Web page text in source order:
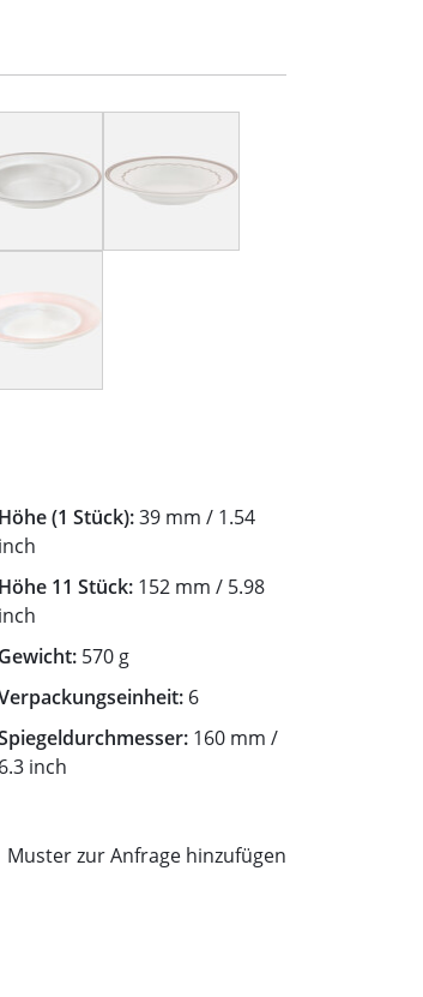
Höhe (1 Stück):39 mm / 1.54
inch
Höhe 11 Stück: 152 mm / 5.98
inch
Gewicht: 570 g
6
160 mm /
6.3 inch
Muster zur Anfrage hinzufügen